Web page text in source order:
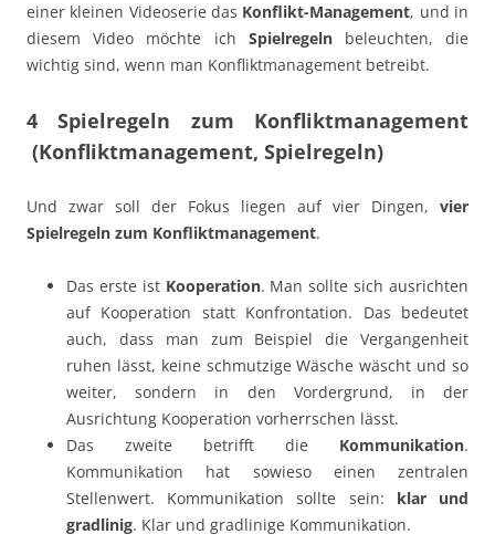
einer kleinen Videoserie das Konflikt-Management, und in
diesem Video möchte ich Spielregelnbeleuchten, die
wichtig sind, wenn man Konfliktmanagement betreibt.
4 Spielregeln zum Konfliktmanagement
(Konfliktmanagement, Spielregeln)
Und zwar soll der Fokus liegen auf vier Dingen, vier
Spielregeln zum Konfliktmanagement.
Das erste ist Kooperation. Man sollte sich ausrichten
auf Kooperation statt Konfrontation. Das bedeutet
auch, dass man zum Beispiel die Vergangenheit
ruhen lässt, keine schmutzige Wäsche wäscht und so
weiter, sondern in den Vordergrund, in der
Ausrichtung Kooperation vorherrschen lässt.
Das zweite betrifft die Kommunikation.
Kommunikation hat sowieso einen zentralen
Stellenwert. Kommunikation sollte sein: klar und
gradlinig. Klar und gradlinige Kommunikation.